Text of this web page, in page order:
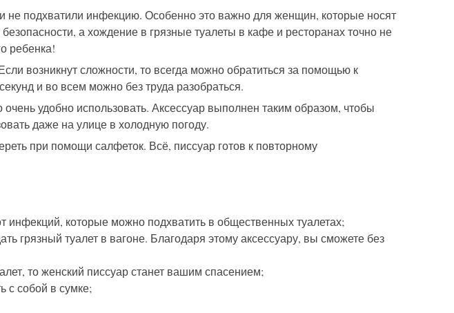
подхватили инфекцию. Особенно это важно для женщин, которые носят
а хождение в грязные туалеты в кафе и ресторанах точно не
ребенка!
возникнут сложности, то всегда можно обратиться за помощью к
и во всем можно без труда разобраться.
удобно использовать. Аксессуар выполнен таким образом, чтобы
даже на улице в холодную погоду.
при помощи салфеток. Всё, писсуар готов к повторному
инфекций, которые можно подхватить в общественных туалетах;
грязный туалет в вагоне. Благодаря этому аксессуару, вы сможете без
то женский писсуар станет вашим спасением;
с собой в сумке;